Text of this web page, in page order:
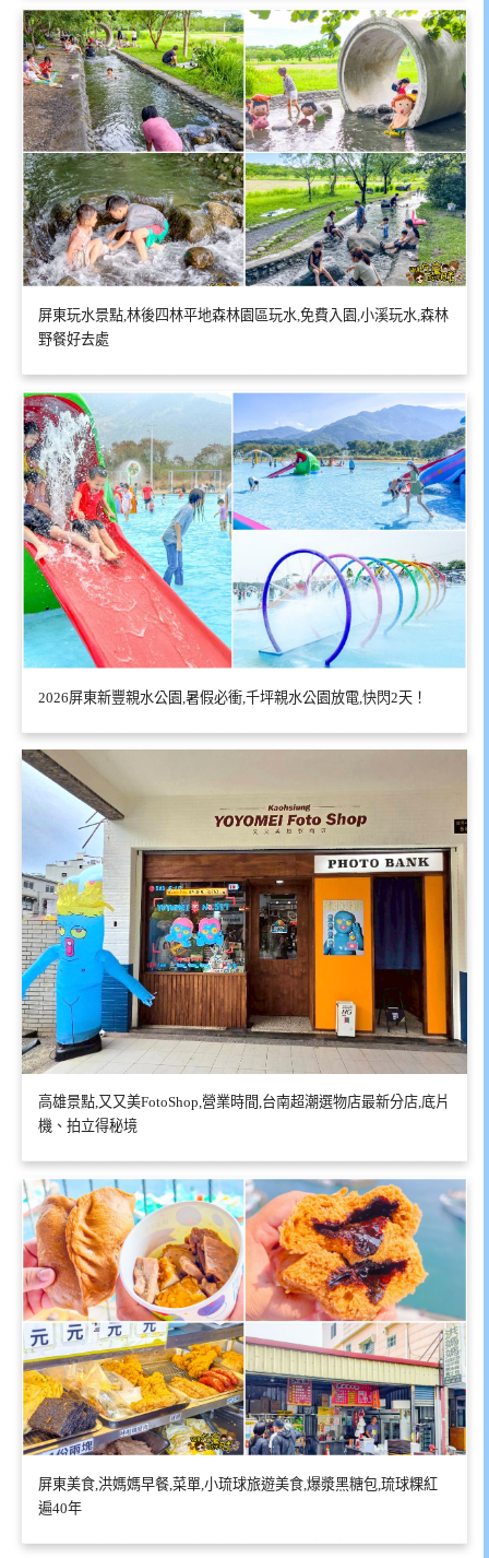
屏東玩水景點,林後四林平地森林園區玩水,免費入園,小溪玩水,森林
野餐好去處
2026屏東新豐親水公園,暑假必衝,千坪親水公園放電,快閃2天！
高雄景點,又又美FotoShop,營業時間,台南超潮選物店最新分店,底片
機、拍立得秘境
屏東美食,洪媽媽早餐,菜單,小琉球旅遊美食,爆漿黑糖包,琉球粿紅
遍40年